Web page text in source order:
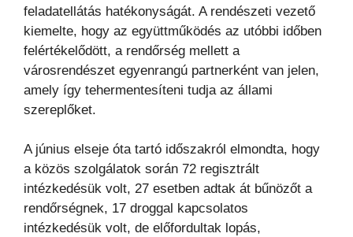
feladatellátás hatékonyságát. A rendészeti vezető
kiemelte, hogy az együttműködés az utóbbi időben
felértékelődött, a rendőrség mellett a
városrendészet egyenrangú partnerként van jelen,
amely így tehermentesíteni tudja az állami
szereplőket.
A június elseje óta tartó időszakról elmondta, hogy
a közös szolgálatok során 72 regisztrált
intézkedésük volt, 27 esetben adtak át bűnözőt a
rendőrségnek, 17 droggal kapcsolatos
intézkedésük volt, de előfordultak lopás,